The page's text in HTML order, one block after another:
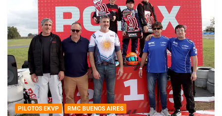
PILOTOS EKVP RMC BUENOS AIRES